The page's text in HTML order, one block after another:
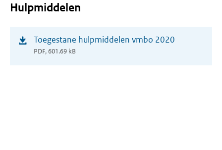
Hulpmiddelen
Toegestane hulpmiddelen vmbo 2020
PDF, 601.69 kB